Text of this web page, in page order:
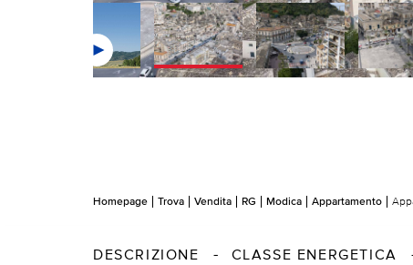
Homepage Trova Vendita RG Modica Appartamento
DESCRIZIONE CLASSE ENERGETICA